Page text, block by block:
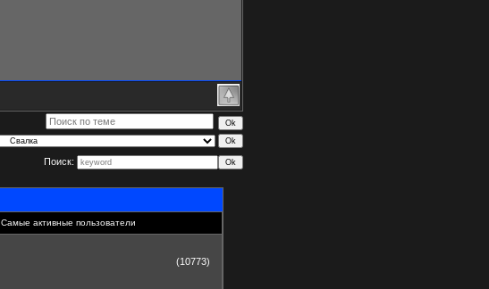
Поиск:
Самые активные пользователи
(10773)